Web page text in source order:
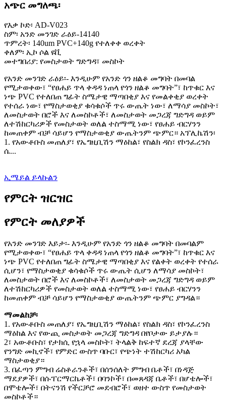
አጭር መግለጫ፡
የእቃ ኮድ፡ AD-V023
ስም፡ አንድ መንገድ ራዕይ-14140
ጥምረት፡ 140um PVC+140g የተለቀቀ ወረቀት
ቀለም፡ ኢኮ ሶል ዩቪ
መተግበሪያ: የመስታወት ግድግዳ፣ መስኮት
የአንድ መንገድ ራዕይ፡- እንዲሁም የአንድ ጎን ዘልቆ መግባት በመባል
የሚታወቀው፣ “የፀሐይ ጥላ ቀዳዳ ነጠላ የጎን ዘልቆ መግባት”፣ ከጥቁር እና
ነጭ PVC የተለበጠ ግፊት ስሜታዊ ማጣበቂያ እና የመልቀቂያ ወረቀት
የተሰራ ነው፣ የማስታወቂያ ቁሳቁሶች ጥሩ ውጤት ነው፣ ለማሳያ መስኮት፣
ለመስታወት በሮች እና ለመስኮቶች፣ ለመስታወት መጋረጃ ግድግዳ ወይም
ለተሽከርካሪዎች የመስታወት ወለል ተስማሚ ነው፣ የፀሐይ ብርሃንን
ከመጠቀም ብቻ ሳይሆን የማስታወቂያ ውጤትንም ጭምር። አፕሊኬሽን፡
1. የአውቶቡስ መጠለያ፣ የኤግዚቢሽን ማዕከል፣ የስልክ ዳስ፣ የኮንፈረንስ
ሴ...
ኢሜይል ይላኩልን
የምርት ዝርዝር
የምርት መለያዎች
የአንድ መንገድ እይታ፡- እንዲሁም የአንድ ጎን ዘልቆ መግባት በመባልም
የሚታወቀው፣ “የፀሐይ ጥላ ቀዳዳ ነጠላ የጎን ዘልቆ መግባት”፣ ከጥቁር እና
ነጭ PVC የተለበጠ ግፊት ስሜታዊ ማጣበቂያ እና የልቀት ወረቀት የተሰራ
ሲሆን፣ የማስታወቂያ ቁሳቁሶች ጥሩ ውጤት ሲሆን ለማሳያ መስኮት፣
ለመስታወት በሮች እና ለመስኮቶች፣ ለመስታወት መጋረጃ ግድግዳ ወይም
ለተሽከርካሪዎች የመስታወት ወለል ተስማሚ ነው፣ የፀሐይ ብርሃንን
ከመጠቀም ብቻ ሳይሆን የማስታወቂያ ውጤትንም ጭምር ያግዳል።
ማመልከቻ፡
1. የአውቶቡስ መጠለያ፣ የኤግዚቢሽን ማዕከል፣ የስልክ ዳስ፣ የኮንፈረንስ
ማዕከል እና የውጪ መስታወት መጋረጃ ግድግዳ በየቦታው ይታያሉ።
2፣ አውቶቡስ፣ የታክሲ የኋላ መስኮት፣ ትላልቅ ከፍተኛ ደረጃ ያላቸው
የንግድ መኪኖች፣ የምድር ውስጥ ባቡር፣ የጭነት ተሽከርካሪ አካል
ማስታወቂያ።
3. በፈጣን ምግብ ሬስቶራንቶች፣ በሰንሰለት ምግብ ቤቶች፣ በነዳጅ
ማደያዎች፣ በሱፐርማርኬቶች፣ በባንኮች፣ በመጸዳጃ ቤቶች፣ በሆቴሎች፣
በሞቴሎች፣ በትናንሽ የችርቻሮ መደብሮች፣ ወዘተ ውስጥ የመስታወት
መስኮቶች።